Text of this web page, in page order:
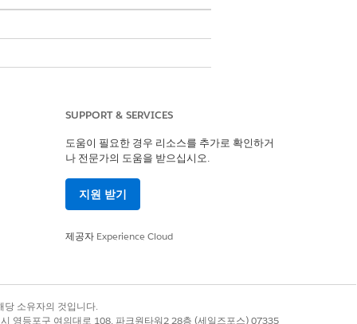
SUPPORT & SERVICES
도움이 필요한 경우 리소스를 추가로 확인하거
나 전문가의 도움을 받으십시오.
지원 받기
제공자 Experience Cloud
소유자의 것입니다.
영등포구 여의대로 108, 파크원타워2 28층 (세일즈포스) 07335